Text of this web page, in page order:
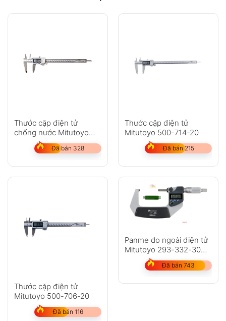
Thước cặp điện tử
chống nước Mitutoyo
500-753-20
Đã bán 328
Thước cặp điện tử
Mitutoyo 500-714-20
Đã bán 215
Thước cặp điện tử
Mitutoyo 500-706-20
Đã bán 116
Panme đo ngoài điện tử
Mitutoyo 293-332-30
dải đo 50-75mm
Đã bán 743